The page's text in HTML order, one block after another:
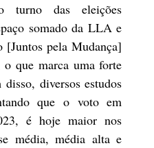
turno das eleições
somado da LLA e
pela Mudança]
que marca uma forte
diversos estudos
que o voto em
é hoje maior nos
média, média alta e